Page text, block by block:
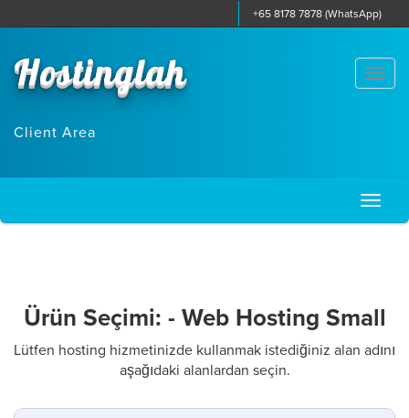
+65 8178 7878 (WhatsApp)
Hostinglah
Client Area
Ürün Seçimi: - Web Hosting Small
Lütfen hosting hizmetinizde kullanmak istediğiniz alan adını
aşağıdaki alanlardan seçin.